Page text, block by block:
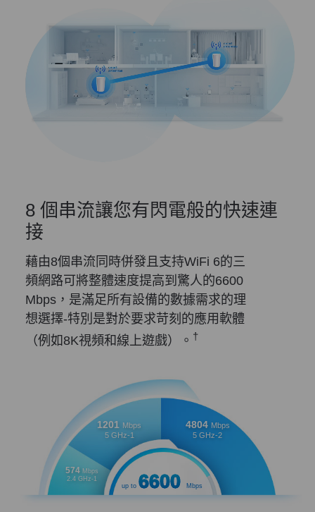
8 個串流讓您有閃電般的快速連
接
藉由8個串流同時併發且支持WiFi 6的三
頻網路可將整體速度提高到驚人的6600
Mbps，是滿足所有設備的數據需求的理
想選擇-特別是對於要求苛刻的應用軟體
（例如8K視頻和線上遊戲）。 †
574 Mbps
2.4 GHz-1
1201 Mbps
5 GHz-1
4804 Mbps
5 GHz-2
up to6600Mbps